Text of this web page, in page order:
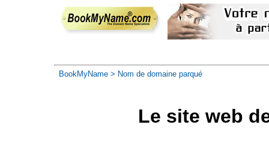
BookMyName > Nom de domaine parqué
Le site web